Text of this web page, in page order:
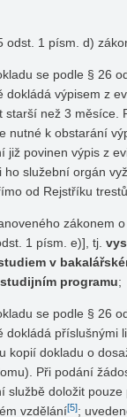
1 písm. d)
se podle § 26
dokládá výpisem z
starší než 3 měsíce.
nutné k obstarání
již povinen výpis z
služební orgán
od Rejstříku
zákonem
1 písm. e)], tj.
v
programu;
se podle § 26
dokládá příslušnými
kopií dokladu o
Při podání
službě doložit pouze
vzdělání[5];